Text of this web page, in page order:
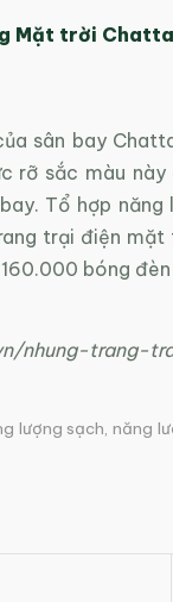
Mặt trời
sân bay
rỡ sắc màu
Tổ hợp
trại điện
bóng
nhung-trang-
lượng sạch, năng